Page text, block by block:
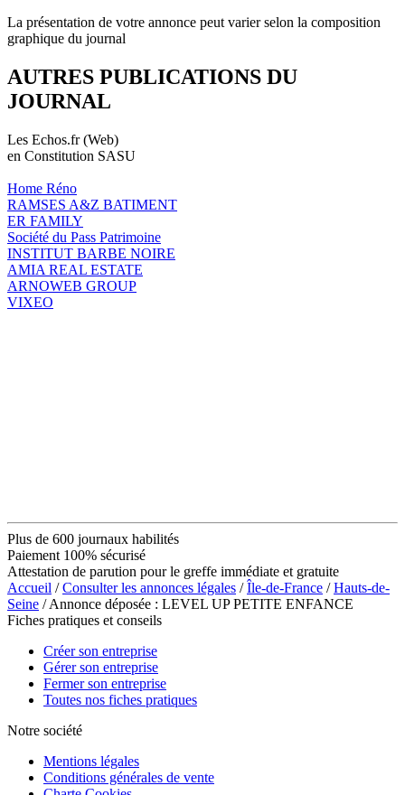
La présentation de votre annonce peut varier selon la composition
graphique du journal
AUTRES PUBLICATIONS DU
JOURNAL
Les Echos.fr (Web)
en Constitution SASU
Home Réno
RAMSES A&Z BATIMENT
ER FAMILY
Société du Pass Patrimoine
INSTITUT BARBE NOIRE
AMIA REAL ESTATE
ARNOWEB GROUP
VIXEO
Plus de 600 journaux habilités
Paiement 100% sécurisé
Attestation de parution pour le greffe immédiate et gratuite
Accueil /Consulter les annonces légales /Île-de-France /Hauts-de-
Seine / Annonce déposée : LEVEL UP PETITE ENFANCE
Fiches pratiques et conseils
Créer son entreprise
Gérer son entreprise
Fermer son entreprise
Toutes nos fiches pratiques
Notre société
Mentions légales
Conditions générales de vente